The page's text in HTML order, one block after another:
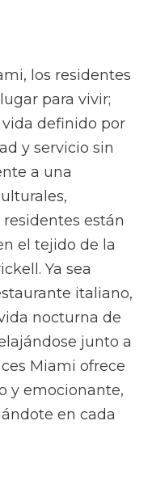
los residentes
para vivir;
definido por
y servicio sin
a una
están
el tejido de la
Ya sea
italiano,
nocturna de
junto a
Miami ofrece
y emocionante,
en cada